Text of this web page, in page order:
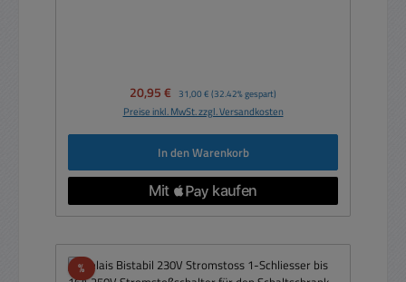
Verkaufspreis:
20,95 € Regulärer Preis:
31,00 € (32.42% gespart)
Preise inkl. MwSt. zzgl. Versandkosten
In den Warenkorb
%Rabatt